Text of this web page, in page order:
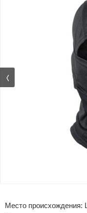
Место происхождения: